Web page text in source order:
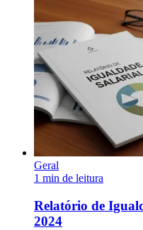
Geral
1 min de leitura
Relatório de
2024